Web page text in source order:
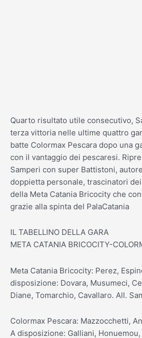
Quarto risultato utile consecutivo,
terza vittoria nelle ultime quattro
batte Colormax Pescara dopo una
con il vantaggio dei pescaresi.
Samperi con super Battistoni,
doppietta personale, trascinatori
della Meta Catania Bricocity che
grazie alla spinta del PalaCatania
IL TABELLINO DELLA GARA
META CATANIA BRICOCITY-
Meta Catania Bricocity: Perez,
disposizione: Dovara, Musumeci,
Diane, Tomarchio, Cavallaro. All.
Colormax Pescara: Mazzocchetti,
A disposizione: Galliani,